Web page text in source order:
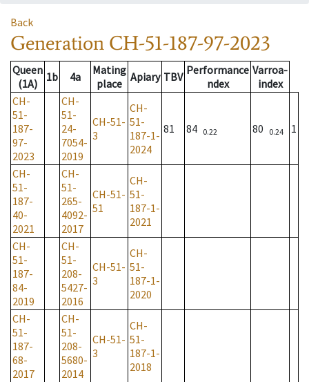
Back
Generation CH-51-187-97-2023
Queen
(1A)
1b 4a
Mating
place Apiary TBV Performance
ndex
Varroa-
index
CH-
51-
187-
97-
2023
CH-
51-
24-
7054-
2019
CH-51-
3
CH-
51-
187-1-
2024
81 84 0.22 80 0.24 1
CH-
51-
187-
40-
2021
CH-
51-
265-
4092-
2017
CH-51-
51
CH-
51-
187-1-
2021
CH-
51-
187-
84-
2019
CH-
51-
208-
5427-
2016
CH-51-
3
CH-
51-
187-1-
2020
CH-
51-
187-
68-
2017
CH-
51-
208-
5680-
2014
CH-51-
3
CH-
51-
187-1-
2018